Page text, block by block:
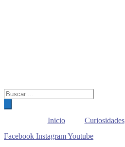
Búsqueda
de
productos
Inicio
Curiosidades
Facebook InstagramYoutube